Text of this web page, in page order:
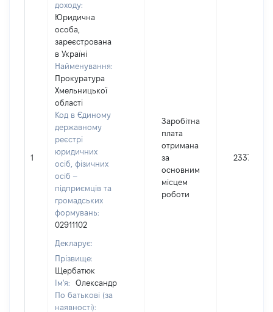
1
доходу:
Юридична
особа,
зареєстрована
в Україні
Найменування:
Прокуратура
Хмельницької
області
Код в Єдиному
державному
реєстрі
юридичних
осіб, фізичних
осіб –
підприємців та
громадських
формувань:
02911102
Декларує:
Прізвище:
Щербатюк
Ім'я:
Олександр
По батькові (за
наявності):
Заробітна
плата
отримана
за
основним
місцем
роботи
233794